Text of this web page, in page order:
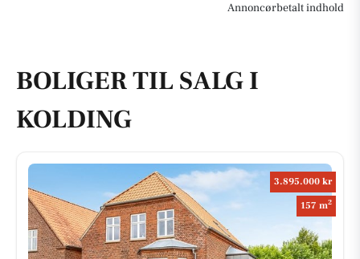
Annoncørbetalt indhold
BOLIGER TIL SALG I
KOLDING
3.895.000 kr
157 m2